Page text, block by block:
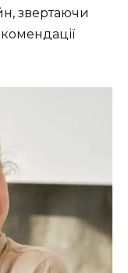
звертаючи